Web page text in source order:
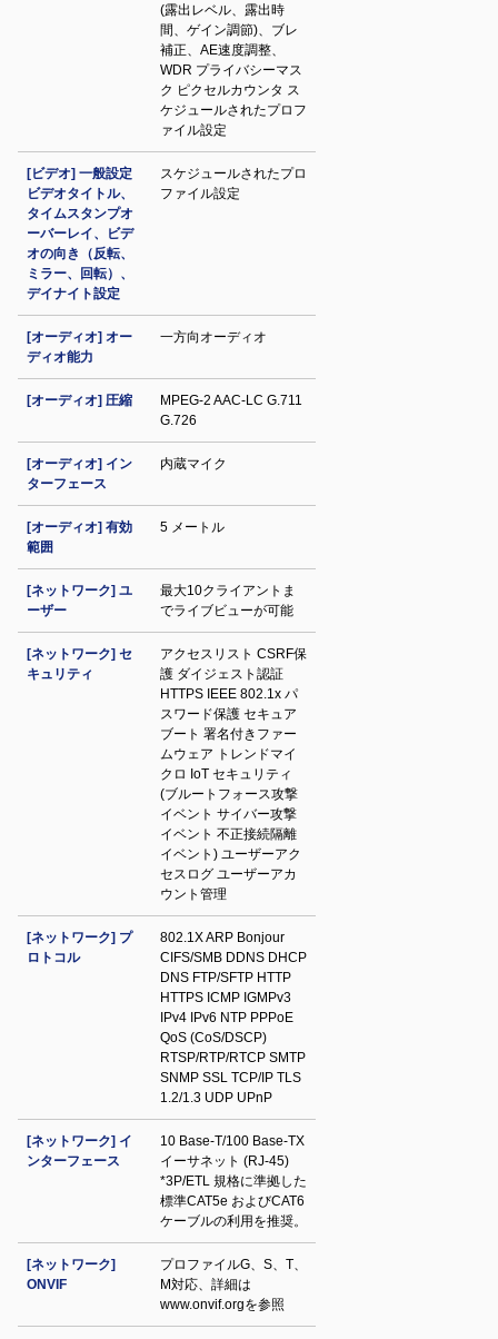
(露出レベル、露出時
間、ゲイン調節)、ブレ
補正、AE速度調整、
WDR プライバシーマス
ク ピクセルカウンタ ス
ケジュールされたプロフ
ァイル設定
[ビデオ] 一般設定
ビデオタイトル、
タイムスタンプオ
ーバーレイ、ビデ
オの向き（反転、
ミラー、回転）、
デイナイト設定
スケジュールされたプロ
ファイル設定
[オーディオ] オー
ディオ能力
一方向オーディオ
[オーディオ] 圧縮
MPEG-2 AAC-LC G.711
G.726
[オーディオ] イン
ターフェース
内蔵マイク
[オーディオ] 有効
範囲
5 メートル
[ネットワーク] ユ
ーザー
最大10クライアントま
でライブビューが可能
[ネットワーク] セ
キュリティ
アクセスリスト CSRF保
護 ダイジェスト認証
HTTPS IEEE 802.1x パ
スワード保護 セキュア
ブート 署名付きファー
ムウェア トレンドマイ
クロ IoT セキュリティ
(ブルートフォース攻撃
イベント サイバー攻撃
イベント 不正接続隔離
イベント) ユーザーアク
セスログ ユーザーアカ
ウント管理
[ネットワーク] プ
ロトコル
802.1X ARP Bonjour
CIFS/SMB DDNS DHCP
DNS FTP/SFTP HTTP
HTTPS ICMP IGMPv3
IPv4 IPv6 NTP PPPoE
QoS (CoS/DSCP)
RTSP/RTP/RTCP SMTP
SNMP SSL TCP/IP TLS
1.2/1.3 UDP UPnP
[ネットワーク] イ
ンターフェース
10 Base-T/100 Base-TX
イーサネット (RJ-45)
*3P/ETL 規格に準拠した
標準CAT5e およびCAT6
ケーブルの利用を推奨。
[ネットワーク]
ONVIF
プロファイルG、S、T、
M対応、詳細は
www.onvif.orgを参照